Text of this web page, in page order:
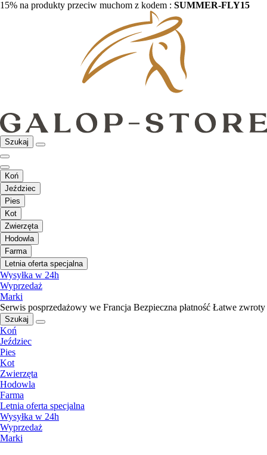
15% na produkty przeciw muchom z kodem : SUMMER-FLY15
Szukaj
Koń
Jeździec
Pies
Kot
Zwierzęta
Hodowla
Farma
Letnia oferta specjalna
Wysyłka w 24h
Wyprzedaż
Marki
Serwis posprzedażowy we Francja Bezpieczna płatność Łatwe zwroty
Szukaj
Koń
Jeździec
Pies
Kot
Zwierzęta
Hodowla
Farma
Letnia oferta specjalna
Wysyłka w 24h
Wyprzedaż
Marki